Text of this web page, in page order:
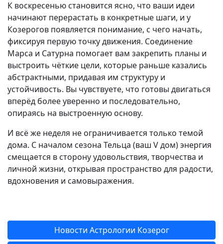
К воскресенью становится ясно, что ваши идеи
начинают перерастать в конкретные шаги, и у
Козерогов появляется понимание, с чего начать,
фиксируя первую точку движения. Соединение
Марса и Сатурна помогает вам закрепить планы и
выстроить чёткие цели, которые раньше казались
абстрактными, придавая им структуру и
устойчивость. Вы чувствуете, что готовы двигаться
вперёд более уверенно и последовательно,
опираясь на выстроенную основу.
И всё же неделя не ограничивается только темой
дома. С началом сезона Тельца (ваш V дом) энергия
смещается в сторону удовольствия, творчества и
личной жизни, открывая пространство для радости,
вдохновения и самовыражения.
Новости Астрологии Козерог